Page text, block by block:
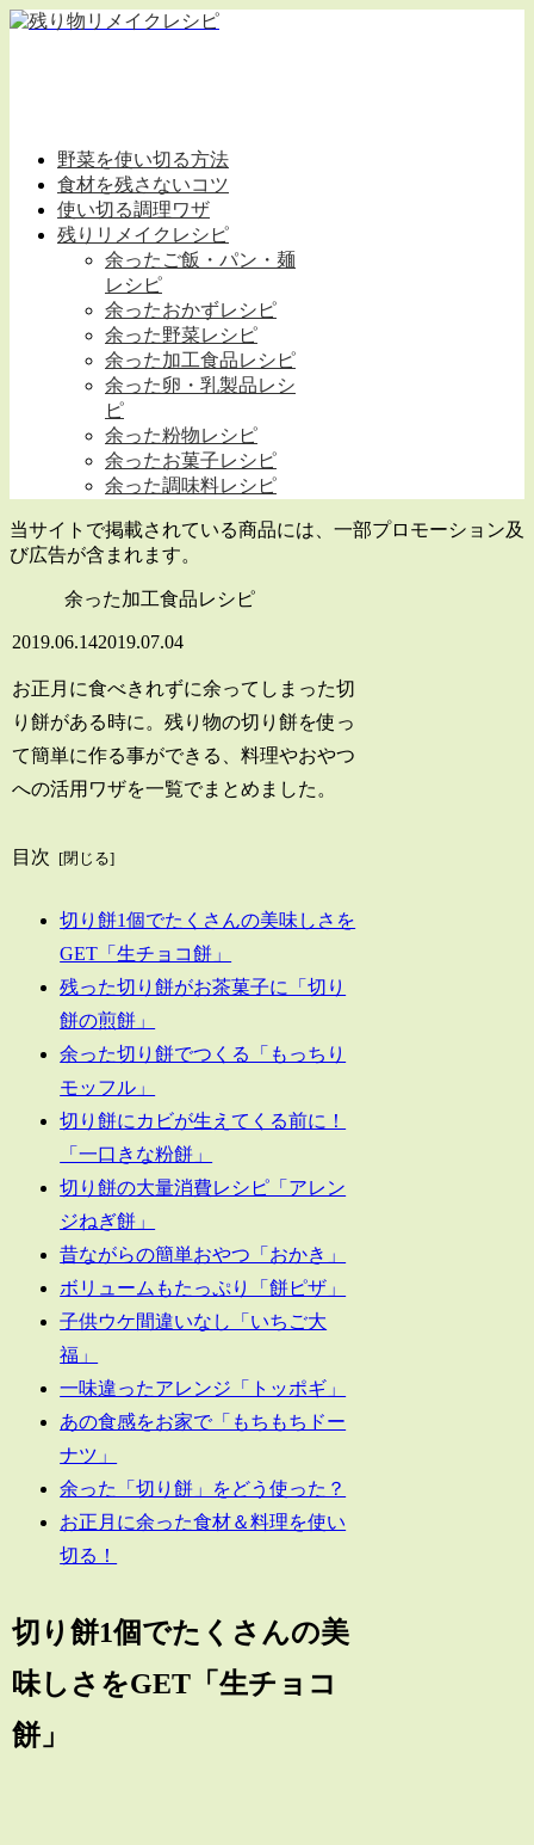
野菜を使い切る方法
食材を残さないコツ
使い切る調理ワザ
残りリメイクレシピ
余ったご飯・パン・麺
レシピ
余ったおかずレシピ
余った野菜レシピ
余った加工食品レシピ
余った卵・乳製品レシ
ピ
余った粉物レシピ
余ったお菓子レシピ
余った調味料レシピ
当サイトで掲載されている商品には、一部プロモーション及
び広告が含まれます。
余った加工食品レシピ
2019.06.142019.07.04
お正月に食べきれずに余ってしまった切
り餅がある時に。残り物の切り餅を使っ
て簡単に作る事ができる、料理やおやつ
への活用ワザを一覧でまとめました。
目次
切り餅1個でたくさんの美味しさを
GET「生チョコ餅」
残った切り餅がお茶菓子に「切り
餅の煎餅」
余った切り餅でつくる「もっちり
モッフル」
切り餅にカビが生えてくる前に！
「一口きな粉餅」
切り餅の大量消費レシピ「アレン
ジねぎ餅」
昔ながらの簡単おやつ「おかき」
ボリュームもたっぷり「餅ピザ」
子供ウケ間違いなし「いちご大
福」
一味違ったアレンジ「トッポギ」
あの食感をお家で「もちもちドー
ナツ」
余った「切り餅」をどう使った？
お正月に余った食材＆料理を使い
切る！
切り餅1個でたくさんの美
味しさをGET「生チョコ
餅」